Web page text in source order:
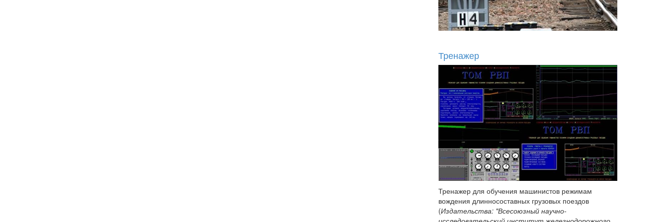
Тренажер
Тренажер для обучения машинистов режимам
вождения длинносоставных грузовых поездов
(Издательства: "Всесоюзный научно-